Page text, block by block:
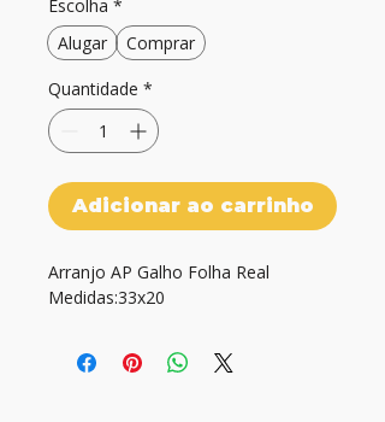
Escolha *
Alugar
Comprar
Quantidade *
Adicionar ao carrinho
Arranjo AP Galho Folha Real
Medidas:33x20